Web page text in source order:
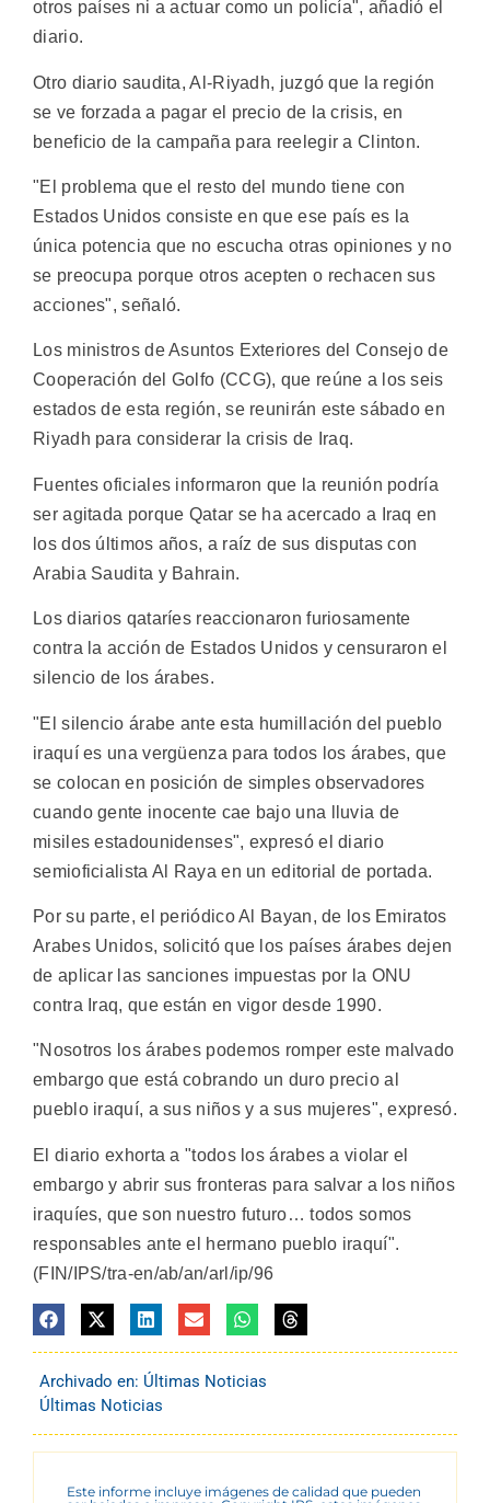
otros países ni a actuar como un policía", añadió el
diario.
Otro diario saudita, Al-Riyadh, juzgó que la región
se ve forzada a pagar el precio de la crisis, en
beneficio de la campaña para reelegir a Clinton.
"El problema que el resto del mundo tiene con
Estados Unidos consiste en que ese país es la
única potencia que no escucha otras opiniones y no
se preocupa porque otros acepten o rechacen sus
acciones", señaló.
Los ministros de Asuntos Exteriores del Consejo de
Cooperación del Golfo (CCG), que reúne a los seis
estados de esta región, se reunirán este sábado en
Riyadh para considerar la crisis de Iraq.
Fuentes oficiales informaron que la reunión podría
ser agitada porque Qatar se ha acercado a Iraq en
los dos últimos años, a raíz de sus disputas con
Arabia Saudita y Bahrain.
Los diarios qataríes reaccionaron furiosamente
contra la acción de Estados Unidos y censuraron el
silencio de los árabes.
"El silencio árabe ante esta humillación del pueblo
iraquí es una vergüenza para todos los árabes, que
se colocan en posición de simples observadores
cuando gente inocente cae bajo una lluvia de
misiles estadounidenses", expresó el diario
semioficialista Al Raya en un editorial de portada.
Por su parte, el periódico Al Bayan, de los Emiratos
Arabes Unidos, solicitó que los países árabes dejen
de aplicar las sanciones impuestas por la ONU
contra Iraq, que están en vigor desde 1990.
"Nosotros los árabes podemos romper este malvado
embargo que está cobrando un duro precio al
pueblo iraquí, a sus niños y a sus mujeres", expresó.
El diario exhorta a "todos los árabes a violar el
embargo y abrir sus fronteras para salvar a los niños
iraquíes, que son nuestro futuro… todos somos
responsables ante el hermano pueblo iraquí".
(FIN/IPS/tra-en/ab/an/arl/ip/96
Archivado en: Últimas Noticias
Últimas Noticias
Este informe incluye imágenes de calidad que pueden